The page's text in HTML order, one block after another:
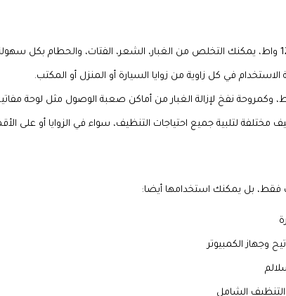
في كل زاوية من زوايا السيارة أو المنزل أو المكتب.
نفخ لإزالة الغبار من أماكن صعبة الوصول مثل لوحة
مختلفة لتلبية جميع احتياجات التنظيف، سواء في الزوايا أو على
فقط، بل يمكنك استخدامها أيضا:
وجهاز الكمبيوتر
الشامل